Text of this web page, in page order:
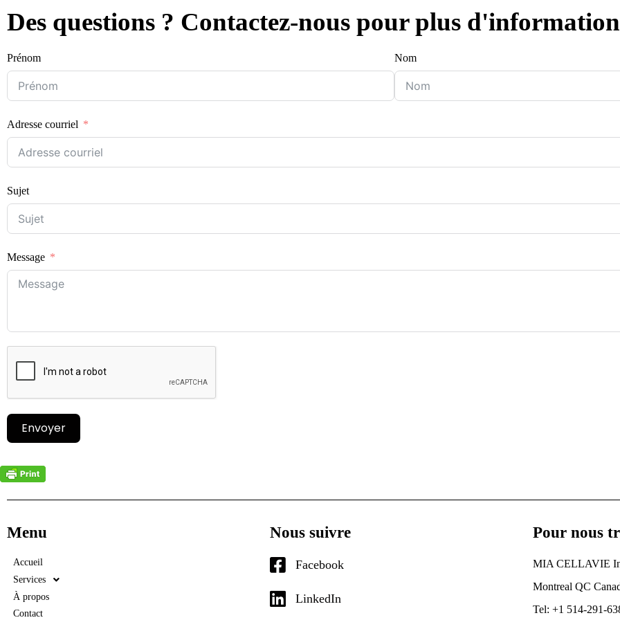
Des questions ? Contactez-nous pour plus
Prénom Nom
Adresse courriel
Sujet
Message
Envoyer
Menu
Accueil
Services
À propos
Contact
Nous suivre
Facebook
LinkedIn
Pour nous
MIA CELLAVIE
Montreal QC
Tel: +1 514-291-